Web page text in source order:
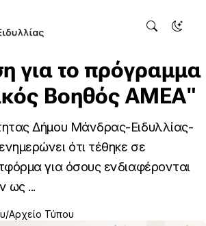
για το πρόγραμμα
Βοηθός ΑΜΕΑ"
Δήμου Μάνδρας-Ειδυλλίας-
ότι τέθηκε σε
για όσους ενδιαφέρονται
ως ...
Αρχείο Τύπου